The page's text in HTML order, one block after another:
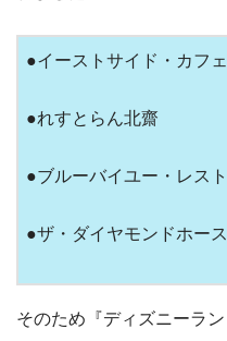
●イーストサイド・カフェ
●れすとらん北齋
●ブルーバイユー・レス
●ザ・ダイヤモンドホー
そのため『ディズニーラ